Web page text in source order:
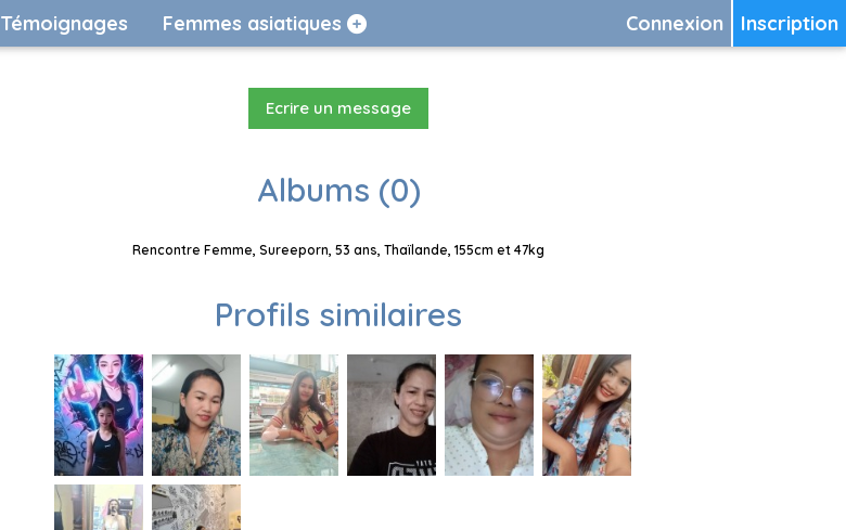
Inscription
Connexion
Témoignages Femmes asiatiques
Ecrire un message
Albums (0)
Rencontre Femme, Sureeporn, 53 ans, Thaïlande, 155cm et 47kg
Profils similaires